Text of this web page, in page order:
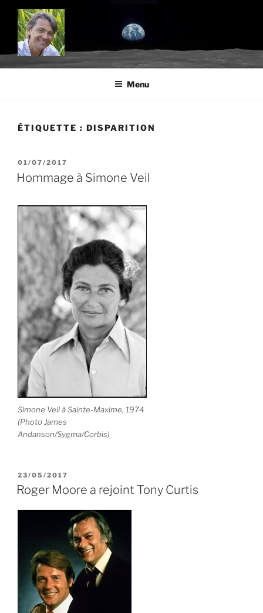
Aller
contenu
principal
BLOG.TROUDE.COM
Science, environnement et citoyenneté
Menu
ÉTIQUETTE : DISPARITION
PUBLIÉ
LE
01/07/2017
Hommage à Simone Veil
Simone Veil à Sainte-Maxime, 1974
(Photo James
Andanson/Sygma/Corbis)
PUBLIÉ
LE
23/05/2017
Roger Moore a rejoint Tony Curtis